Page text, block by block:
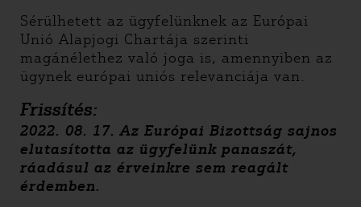
Sérülhetett az ügyfelünknek az Európai
Unió Alapjogi Chartája szerinti
magánélethez való joga is, amennyiben az
ügynek európai uniós relevanciája van.
Frissítés:
2022. 08. 17. Az Európai Bizottság sajnos
elutasította az ügyfelünk panaszát,
ráadásul az érveinkre sem reagált
érdemben.